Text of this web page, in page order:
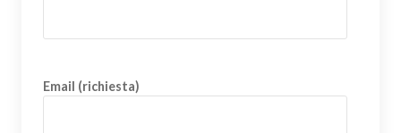
Email (richiesta)